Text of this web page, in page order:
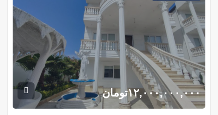
۱۲,۰۰۰,۰۰۰,۰۰۰تومان